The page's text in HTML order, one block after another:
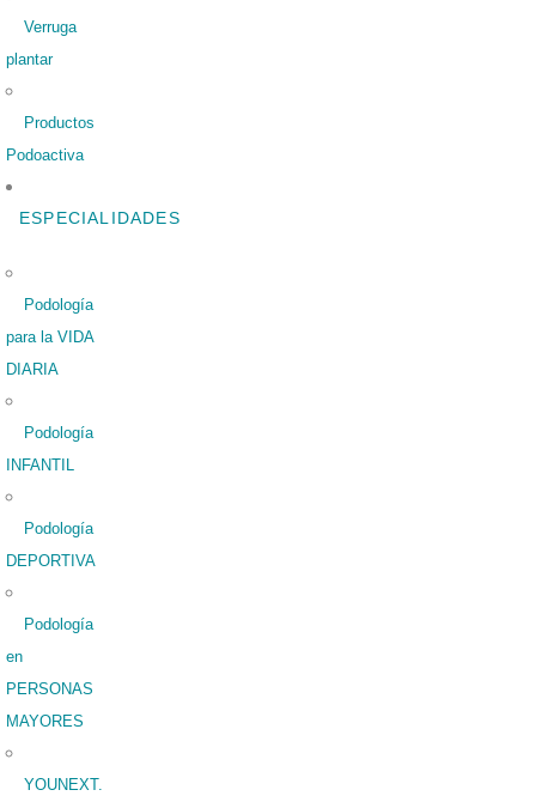
Verruga
plantar
Productos
Podoactiva
ESPECIALIDADES
Podología
para la VIDA
DIARIA
Podología
INFANTIL
Podología
DEPORTIVA
Podología
en
PERSONAS
MAYORES
YOUNEXT.